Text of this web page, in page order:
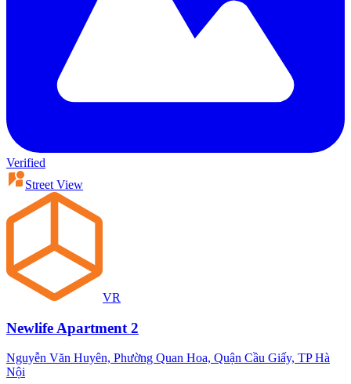
Verified
Street View
VR
Newlife Apartment 2
Nguyễn Văn Huyên, Phường Quan Hoa, Quận Cầu Giấy, TP Hà
Nội